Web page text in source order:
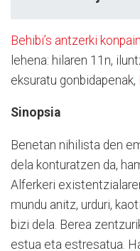
Behibi’s antzerki
lehena: hilaren 11n,
eksuratu gonbidapenak,
Sinopsia
Benetan nihilista den
dela konturatzen da,
Alferkeri
mundu anitz, urduri,
bizi dela. Berea
estua eta estresatua.